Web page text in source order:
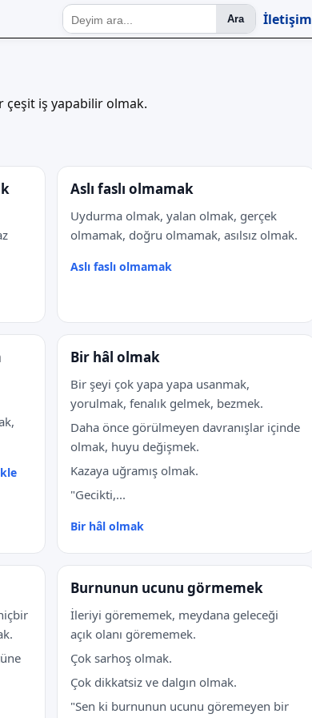
Ara İletişim
çeşit iş yapabilir olmak.
Aslı faslı olmamak
Uydurma olmak, yalan olmak, gerçek
olmamak, doğru olmamak, asılsız olmak.
Aslı faslı olmamak
Bir hâl olmak
Bir şeyi çok yapa yapa usanmak,
yorulmak, fenalık gelmek, bezmek.
Daha önce görülmeyen davranışlar içinde
olmak, huyu değişmek.
Kazaya uğramış olmak.
"Gecikti,...
Bir hâl olmak
Burnunun ucunu görmemek
İleriyi görememek, meydana geleceği
açık olanı görememek.
Çok sarhoş olmak.
Çok dikkatsiz ve dalgın olmak.
"Sen ki burnunun ucunu göremeyen bir